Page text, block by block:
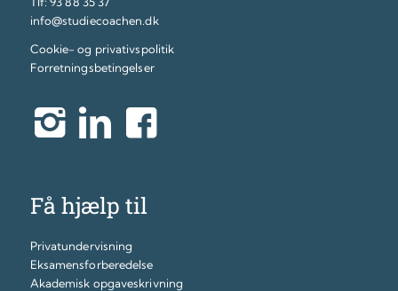
info@studiecoachen.dk
Cookie- og privativspolitik
Forretningsbetingelser
Få hjælp til
Privatundervisning
Eksamensforberedelse
Akademisk opgaveskrivning